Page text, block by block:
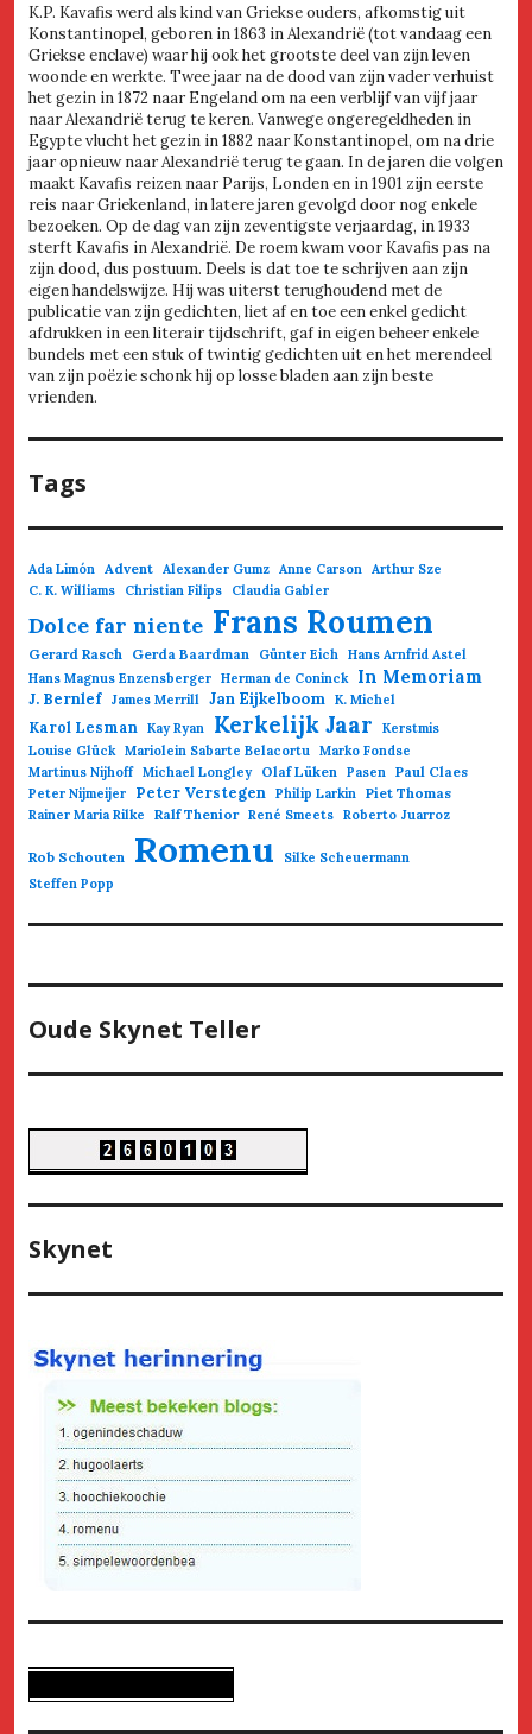
K.P. Kavafis werd als kind van Griekse ouders, afkomstig uit
Konstantinopel, geboren in 1863 in Alexandrië (tot vandaag een
Griekse enclave) waar hij ook het grootste deel van zijn leven
woonde en werkte. Twee jaar na de dood van zijn vader verhuist
het gezin in 1872 naar Engeland om na een verblijf van vijf jaar
naar Alexandrië terug te keren. Vanwege ongeregeldheden in
Egypte vlucht het gezin in 1882 naar Konstantinopel, om na drie
jaar opnieuw naar Alexandrië terug te gaan. In de jaren die volgen
maakt Kavafis reizen naar Parijs, Londen en in 1901 zijn eerste
reis naar Griekenland, in latere jaren gevolgd door nog enkele
bezoeken. Op de dag van zijn zeventigste verjaardag, in 1933
sterft Kavafis in Alexandrië. De roem kwam voor Kavafis pas na
zijn dood, dus postuum. Deels is dat toe te schrijven aan zijn
eigen handelswijze. Hij was uiterst terughoudend met de
publicatie van zijn gedichten, liet af en toe een enkel gedicht
afdrukken in een literair tijdschrift, gaf in eigen beheer enkele
bundels met een stuk of twintig gedichten uit en het merendeel
van zijn poëzie schonk hij op losse bladen aan zijn beste
vrienden.
Tags
Ada Limón Advent Alexander Gumz Anne Carson Arthur Sze
C. K. Williams
Christian Filips Claudia Gabler
Dolce far niente Frans Roumen
Gerard Rasch Gerda Baardman Günter Eich Hans Arnfrid Astel
Hans Magnus Enzensberger Herman de Coninck In Memoriam
J. Bernlef James Merrill Jan Eijkelboom K. Michel
Karol Lesman Kay Ryan Kerkelijk Jaar
Kerstmis
Louise Glück Mariolein Sabarte Belacortu Marko Fondse
Martinus Nijhoff Michael Longley Olaf Lüken Pasen Paul Claes
Peter Nijmeijer Peter Verstegen Philip Larkin Piet Thomas
Rainer Maria Rilke Ralf Thenior René Smeets Roberto Juarroz
Rob Schouten Romenu
Silke Scheuermann
Steffen Popp
Oude Skynet Teller
Skynet